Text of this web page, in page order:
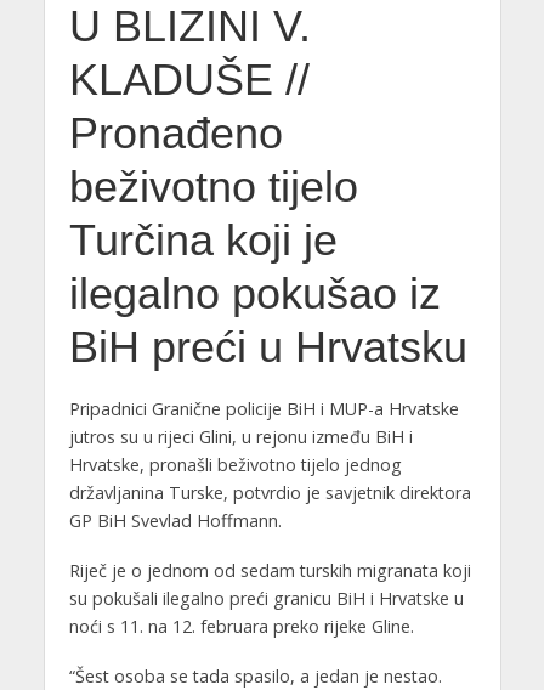
U BLIZINI V.
KLADUŠE //
Pronađeno
beživotno tijelo
Turčina koji je
ilegalno pokušao iz
BiH preći u Hrvatsku
Pripadnici Granične policije BiH i MUP-a Hrvatske
jutros su u rijeci Glini, u rejonu između BiH i
Hrvatske, pronašli beživotno tijelo jednog
državljanina Turske, potvrdio je savjetnik direktora
GP BiH Svevlad Hoffmann.
Riječ je o jednom od sedam turskih migranata koji
su pokušali ilegalno preći granicu BiH i Hrvatske u
noći s 11. na 12. februara preko rijeke Gline.
“Šest osoba se tada spasilo, a jedan je nestao.